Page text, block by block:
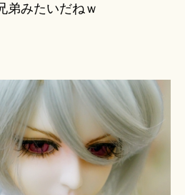
弟みたいだねｗ